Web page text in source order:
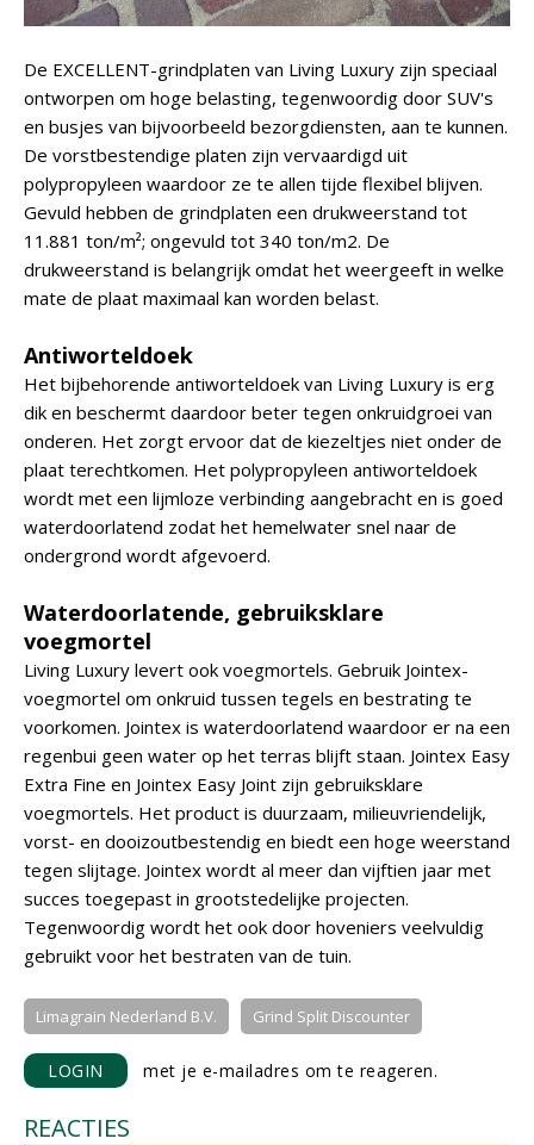
De EXCELLENT-grindplaten van Living Luxury zijn speciaal
ontworpen om hoge belasting, tegenwoordig door SUV's
en busjes van bijvoorbeeld bezorgdiensten, aan te kunnen.
De vorstbestendige platen zijn vervaardigd uit
polypropyleen waardoor ze te allen tijde flexibel blijven.
Gevuld hebben de grindplaten een drukweerstand tot
11.881 ton/m²; ongevuld tot 340 ton/m2. De
drukweerstand is belangrijk omdat het weergeeft in welke
mate de plaat maximaal kan worden belast.
Antiworteldoek
Het bijbehorende antiworteldoek van Living Luxury is erg
dik en beschermt daardoor beter tegen onkruidgroei van
onderen. Het zorgt ervoor dat de kiezeltjes niet onder de
plaat terechtkomen. Het polypropyleen antiworteldoek
wordt met een lijmloze verbinding aangebracht en is goed
waterdoorlatend zodat het hemelwater snel naar de
ondergrond wordt afgevoerd.
Waterdoorlatende, gebruiksklare
voegmortel
Living Luxury levert ook voegmortels. Gebruik Jointex-
voegmortel om onkruid tussen tegels en bestrating te
voorkomen. Jointex is waterdoorlatend waardoor er na een
regenbui geen water op het terras blijft staan. Jointex Easy
Extra Fine en Jointex Easy Joint zijn gebruiksklare
voegmortels. Het product is duurzaam, milieuvriendelijk,
vorst- en dooizoutbestendig en biedt een hoge weerstand
tegen slijtage. Jointex wordt al meer dan vijftien jaar met
succes toegepast in grootstedelijke projecten.
Tegenwoordig wordt het ook door hoveniers veelvuldig
gebruikt voor het bestraten van de tuin.
Limagrain Nederland B.V. Grind Split Discounter
LOGIN met je e-mailadres om te reageren.
REACTIES